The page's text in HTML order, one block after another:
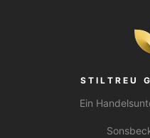
STILTREU
Ein